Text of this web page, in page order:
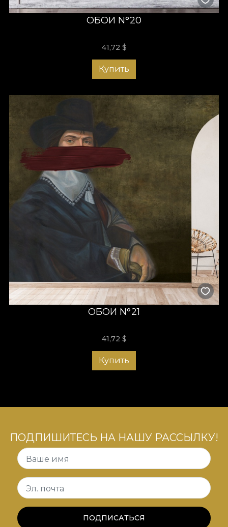
ОБОИ N°20
41,72 $
Купить
ОБОИ N°21
41,72 $
Купить
ПОДПИШИТЕСЬ НА НАШУ РАССЫЛКУ!
Ваше имя
Эл. почта
ПОДПИСАТЬСЯ